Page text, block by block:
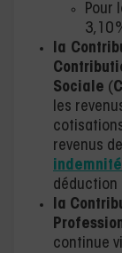
Pour
3,10
la
Sociale (
les
revenus
déduction
la
continue